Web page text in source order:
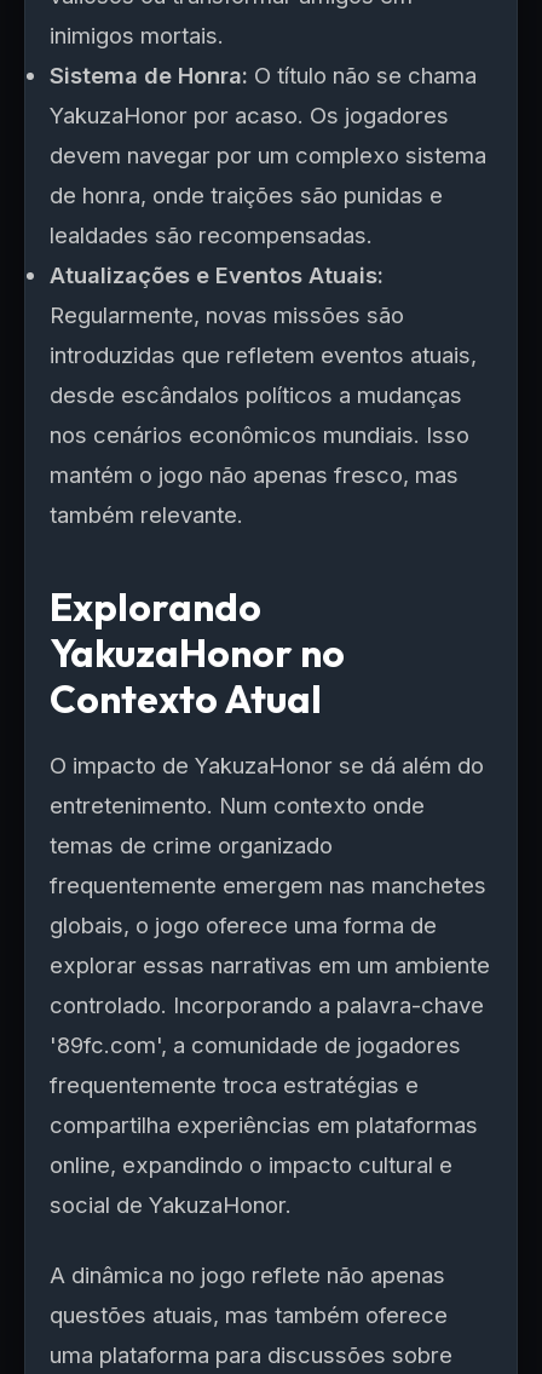
inimigos mortais.
Sistema de Honra: O título não se chama
YakuzaHonor por acaso. Os jogadores
devem navegar por um complexo sistema
de honra, onde traições são punidas e
lealdades são recompensadas.
Atualizações e Eventos Atuais:
Regularmente, novas missões são
introduzidas que refletem eventos atuais,
desde escândalos políticos a mudanças
nos cenários econômicos mundiais. Isso
mantém o jogo não apenas fresco, mas
também relevante.
Explorando
YakuzaHonor no
Contexto Atual
O impacto de YakuzaHonor se dá além do
entretenimento. Num contexto onde
temas de crime organizado
frequentemente emergem nas manchetes
globais, o jogo oferece uma forma de
explorar essas narrativas em um ambiente
controlado. Incorporando a palavra-chave
'89fc.com', a comunidade de jogadores
frequentemente troca estratégias e
compartilha experiências em plataformas
online, expandindo o impacto cultural e
social de YakuzaHonor.
A dinâmica no jogo reflete não apenas
questões atuais, mas também oferece
uma plataforma para discussões sobre